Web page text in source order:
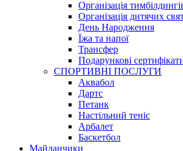
Організація
Організація дитячих
День Народження
Їжа та напої
Трансфер
Подарункові
СПОРТИВНІ ПОСЛУГИ
Аквабол
Дартс
Петанк
Настільний теніс
Арбалет
Баскетбол
Майданчики